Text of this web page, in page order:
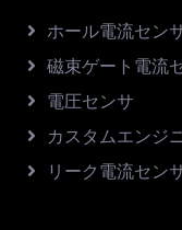
ホール電流セン
磁束ゲート電流
電圧センサ
カスタムエンジ
リーク電流セン